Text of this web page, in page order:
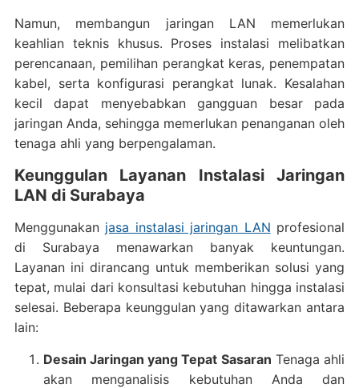
Namun, membangun jaringan LAN memerlukan
keahlian teknis khusus. Proses instalasi melibatkan
perencanaan, pemilihan perangkat keras, penempatan
kabel, serta konfigurasi perangkat lunak. Kesalahan
kecil dapat menyebabkan gangguan besar pada
jaringan Anda, sehingga memerlukan penanganan oleh
tenaga ahli yang berpengalaman.
Keunggulan Layanan Instalasi Jaringan
LAN di Surabaya
Menggunakan jasa instalasi jaringan LAN profesional
di Surabaya menawarkan banyak keuntungan.
Layanan ini dirancang untuk memberikan solusi yang
tepat, mulai dari konsultasi kebutuhan hingga instalasi
selesai. Beberapa keunggulan yang ditawarkan antara
lain:
Desain Jaringan yang Tepat Sasaran Tenaga ahli
akan menganalisis kebutuhan Anda dan